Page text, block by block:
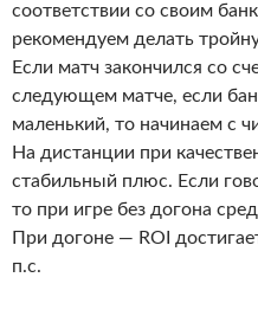
соответствии со своим
рекомендуем делать
Если матч закончился со
следующем матче, если
маленький, то начинаем с
На дистанции при
стабильный плюс. Если
то при игре без догона
При догоне — ROI
п.с.